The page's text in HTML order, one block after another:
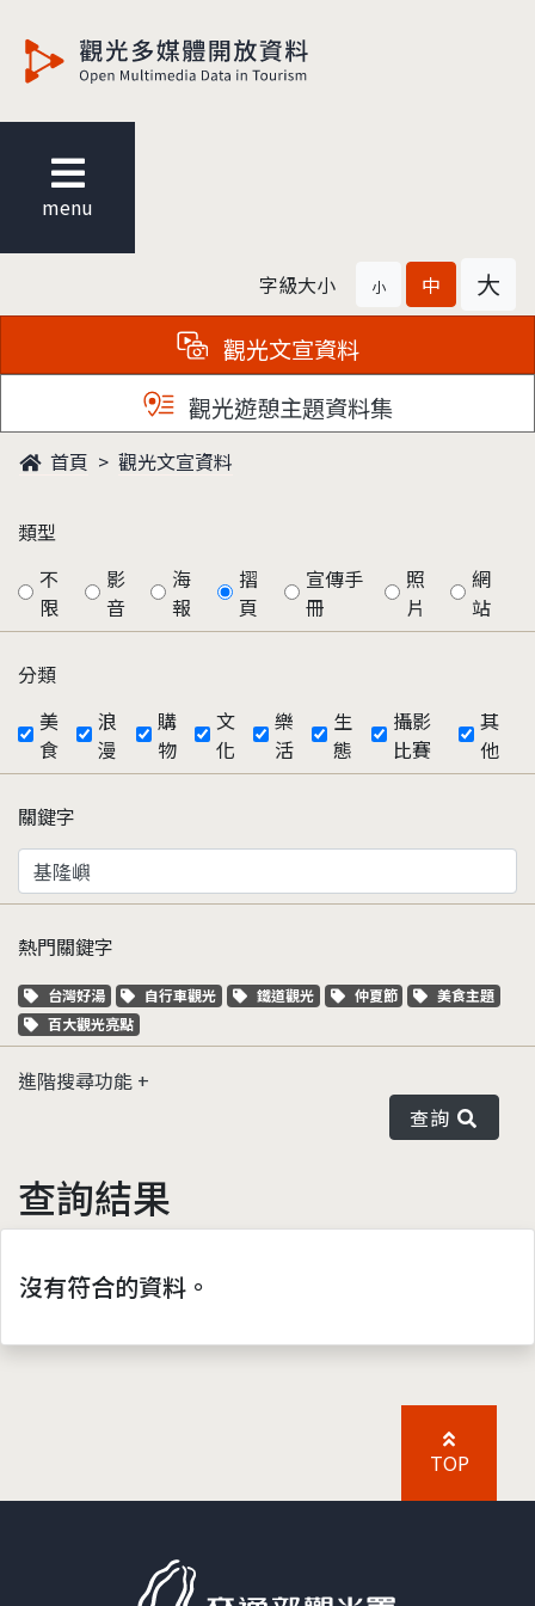
menu
字級大小 小 中 大
觀光文宣資料
觀光遊憩主題資料集
首頁 觀光文宣資料
類型
不
限
影
音
海
報
摺
頁
宣傳手
冊
照
片
網
站
分類
美
食
浪
漫
購
物
文
化
樂
活
生
態
攝影
比賽
其
他
關鍵字
熱門關鍵字
關鍵字標籤
台灣好湯 關鍵字標籤
自行車觀光 關鍵字標籤
鐵道觀光 關鍵字標籤
仲夏節 關鍵字標籤
美食主題
關鍵字標籤
百大觀光亮點
進階搜尋功能
查詢
查詢結果
沒有符合的資料。
TOP